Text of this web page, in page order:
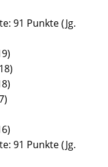
91 Punkte (Jg.
91 Punkte (Jg.